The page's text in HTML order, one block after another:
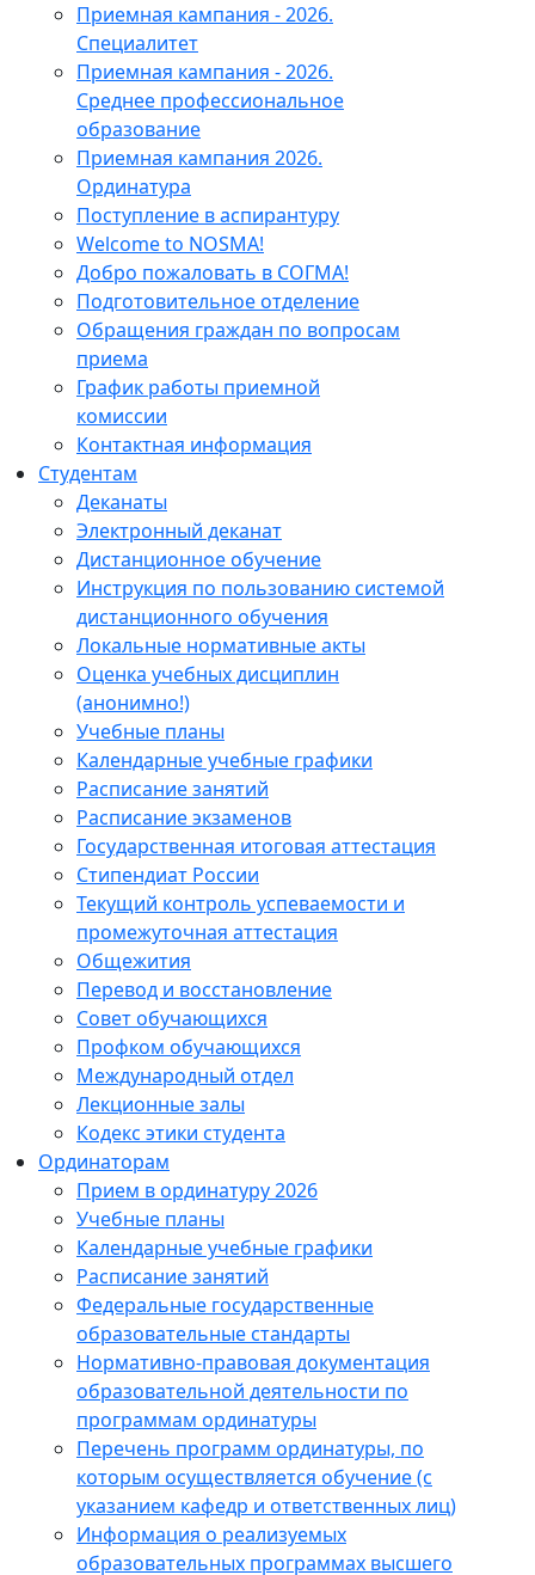
Приемная кампания - 2026.
Специалитет
Приемная кампания - 2026.
Среднее профессиональное
образование
Приемная кампания 2026.
Ординатура
Поступление в аспирантуру
Welcome to NOSMA!
Добро пожаловать в СОГМА!
Подготовительное отделение
Обращения граждан по вопросам
приема
График работы приемной
комиссии
Контактная информация
Студентам
Деканаты
Электронный деканат
Дистанционное обучение
Инструкция по пользованию системой
дистанционного обучения
Локальные нормативные акты
Оценка учебных дисциплин
(анонимно!)
Учебные планы
Календарные учебные графики
Расписание занятий
Расписание экзаменов
Государственная итоговая аттестация
Стипендиат России
Текущий контроль успеваемости и
промежуточная аттестация
Общежития
Перевод и восстановление
Совет обучающихся
Профком обучающихся
Международный отдел
Лекционные залы
Кодекс этики студента
Ординаторам
Прием в ординатуру 2026
Учебные планы
Календарные учебные графики
Расписание занятий
Федеральные государственные
образовательные стандарты
Нормативно-правовая документация
образовательной деятельности по
программам ординатуры
Перечень программ ординатуры, по
которым осуществляется обучение (с
указанием кафедр и ответственных лиц)
Информация о реализуемых
образовательных программах высшего